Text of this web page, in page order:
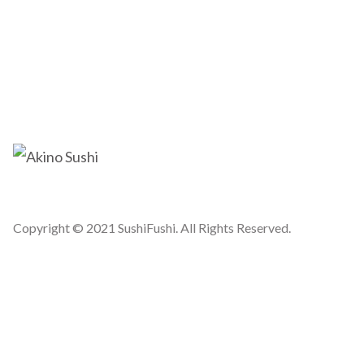
Copyright © 2021 SushiFushi. All Rights Reserved.